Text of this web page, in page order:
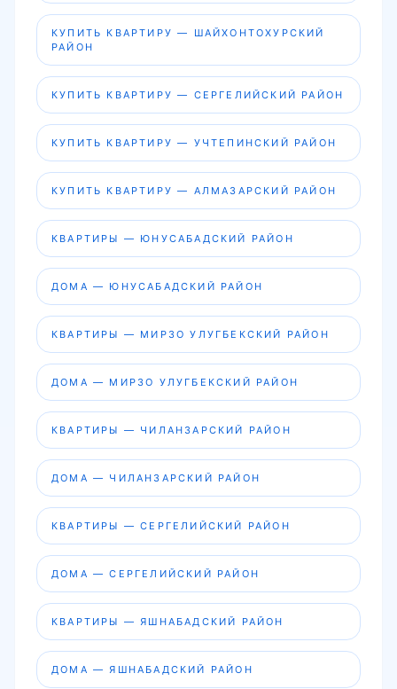
КУПИТЬ КВАРТИРУ — ШАЙХОНТОХУРСКИЙ
РАЙОН
КУПИТЬ КВАРТИРУ — СЕРГЕЛИЙСКИЙ РАЙОН
КУПИТЬ КВАРТИРУ — УЧТЕПИНСКИЙ РАЙОН
КУПИТЬ КВАРТИРУ — АЛМАЗАРСКИЙ РАЙОН
КВАРТИРЫ — ЮНУСАБАДСКИЙ РАЙОН
ДОМА — ЮНУСАБАДСКИЙ РАЙОН
КВАРТИРЫ — МИРЗО УЛУГБЕКСКИЙ РАЙОН
ДОМА — МИРЗО УЛУГБЕКСКИЙ РАЙОН
КВАРТИРЫ — ЧИЛАНЗАРСКИЙ РАЙОН
ДОМА — ЧИЛАНЗАРСКИЙ РАЙОН
КВАРТИРЫ — СЕРГЕЛИЙСКИЙ РАЙОН
ДОМА — СЕРГЕЛИЙСКИЙ РАЙОН
КВАРТИРЫ — ЯШНАБАДСКИЙ РАЙОН
ДОМА — ЯШНАБАДСКИЙ РАЙОН